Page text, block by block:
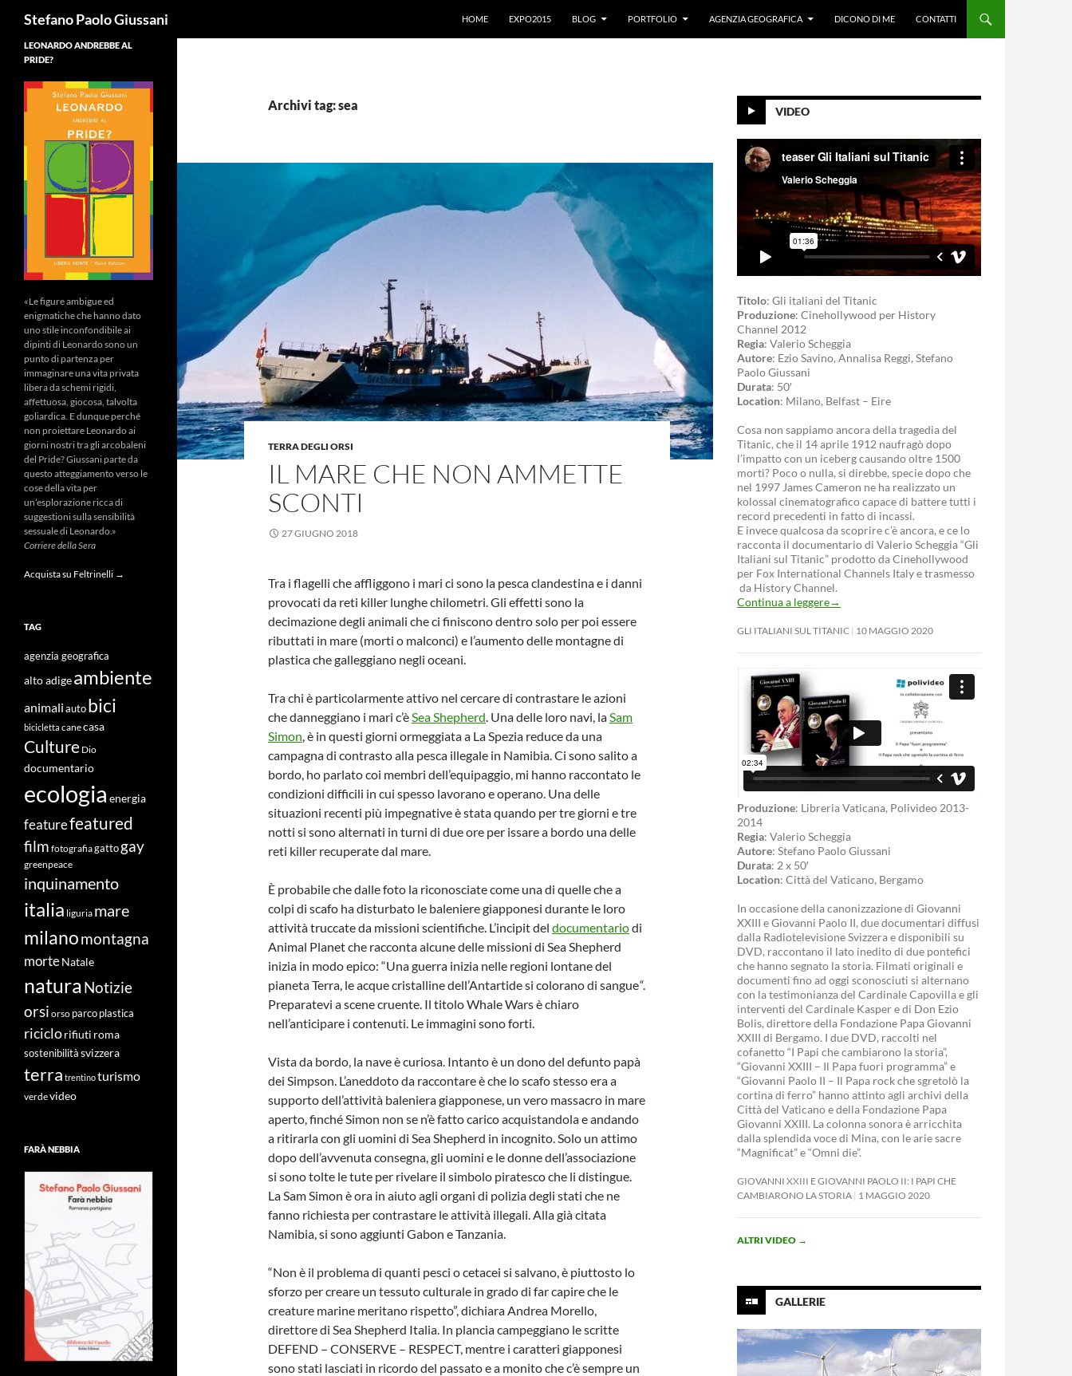
Stefano Paolo Giussani
HOME
EXPO2015 BLOG PORTFOLIO AGENZIA GEOGRAFICA DICONO DI ME CONTATTI
Archivi tag: sea
TERRA DEGLI ORSI
IL MARE CHE NON AMMETTE
SCONTI
27 GIUGNO 2018
Tra i flagelli che affliggono i mari ci sono la pesca clandestina e i danni
provocati da reti killer lunghe chilometri. Gli effetti sono la
decimazione degli animali che ci finiscono dentro solo per poi essere
ributtati in mare (morti o malconci) e l’aumento delle montagne di
plastica che galleggiano negli oceani.
Tra chi è particolarmente attivo nel cercare di contrastare le azioni
che danneggiano i mari c’èSea Shepherd. Una delle loro navi, laSam
Simon, è in questi giorni ormeggiata a La Spezia reduce da una
campagna di contrasto alla pesca illegale in Namibia. Ci sono salito a
bordo, ho parlato coi membri dell’equipaggio, mi hanno raccontato le
condizioni difficili in cui spesso lavorano e operano. Una delle
situazioni recenti più impegnative è stata quando per tre giorni e tre
notti si sono alternati in turni di due ore per issare a bordo una delle
reti killer recuperate dal mare.
È probabile che dalle foto la riconosciate come una di quelle che a
colpi di scafo ha disturbato le baleniere giapponesi durante le loro
attività truccate da missioni scientifiche. L’incipit del documentariodi
Animal Planet che racconta alcune delle missioni di Sea Shepherd
inizia in modo epico: “Una guerra inizia nelle regioni lontane del
pianeta Terra, le acque cristalline dell’Antartide si colorano di sangue“.
Preparatevi a scene cruente. Il titolo Whale Wars è chiaro
nell’anticipare i contenuti. Le immagini sono forti.
Vista da bordo, la nave è curiosa. Intanto è un dono del defunto papà
dei Simpson. L’aneddoto da raccontare è che lo scafo stesso era a
supporto dell’attività baleniera giapponese, un vero massacro in mare
aperto, finché Simon non se n’è fatto carico acquistandola e andando
a ritirarla con gli uomini di Sea Shepherd in incognito. Solo un attimo
dopo dell’avvenuta consegna, gli uomini e le donne dell’associazione
si sono tolte le tute per rivelare il simbolo piratesco che li distingue.
La Sam Simon è ora in aiuto agli organi di polizia degli stati che ne
fanno richiesta per contrastare le attività illegali. Alla già citata
Namibia, si sono aggiunti Gabon e Tanzania.
“Non è il problema di quanti pesci o cetacei si salvano, è piuttosto lo
sforzo per creare un tessuto culturale in grado di far capire che le
creature marine meritano rispetto”, dichiara Andrea Morello,
direttore di Sea Shepherd Italia. In plancia campeggiano le scritte
DEFEND – CONSERVE – RESPECT, mentre i caratteri giapponesi
sono stati lasciati in ricordo del passato e a monito che c’è sempre un
VIDEO
Titolo: Gli italiani del Titanic
Produzione: Cinehollywood per History
Channel 2012
Regia: Valerio Scheggia
Autore: Ezio Savino, Annalisa Reggi, Stefano
Paolo Giussani
Durata: 50′
Location: Milano, Belfast – Eire
Cosa non sappiamo ancora della tragedia del
Titanic, che il 14 aprile 1912 naufragò dopo
l’impatto con un iceberg causando oltre 1500
morti? Poco o nulla, si direbbe, specie dopo che
nel 1997 James Cameron ne ha realizzato un
kolossal cinematografico capace di battere tutti i
record precedenti in fatto di incassi.
E invece qualcosa da scoprire c’è ancora, e ce lo
racconta il documentario di Valerio Scheggia “Gli
Italiani sul Titanic” prodotto da Cinehollywood
per Fox International Channels Italy e trasmesso
da History Channel.
Continua a leggere→
GLI ITALIANI SUL TITANIC 10 MAGGIO 2020
Produzione: Libreria Vaticana, Polivideo 2013-
2014
Regia: Valerio Scheggia
Autore: Stefano Paolo Giussani
Durata: 2 x 50′
Location: Città del Vaticano, Bergamo
In occasione della canonizzazione di Giovanni
XXIII e Giovanni Paolo II, due documentari diffusi
dalla Radiotelevisione Svizzera e disponibili su
DVD, raccontano il lato inedito di due pontefici
che hanno segnato la storia. Filmati originali e
documenti fino ad oggi sconosciuti si alternano
con la testimonianza del Cardinale Capovilla e gli
interventi del Cardinale Kasper e di Don Ezio
Bolis, direttore della Fondazione Papa Giovanni
XXIII di Bergamo. I due DVD, raccolti nel
cofanetto “I Papi che cambiarono la storia”,
“Giovanni XXIII – Il Papa fuori programma” e
“Giovanni Paolo II – Il Papa rock che sgretolò la
cortina di ferro” hanno attinto agli archivi della
Città del Vaticano e della Fondazione Papa
Giovanni XXIII. La colonna sonora è arricchita
dalla splendida voce di Mina, con le arie sacre
“Magnificat” e “Omni die”.
GIOVANNI XXIII E GIOVANNI PAOLO II: I PAPI CHE
CAMBIARONO LA STORIA 1 MAGGIO 2020
ALTRI VIDEO →
GALLERIE
LEONARDO ANDREBBE AL
PRIDE?
«Le figure ambigue ed
enigmatiche che hanno dato
uno stile inconfondibile ai
dipinti di Leonardo sono un
punto di partenza per
immaginare una vita privata
libera da schemi rigidi,
affettuosa, giocosa, talvolta
goliardica. E dunque perché
non proiettare Leonardo ai
giorni nostri tra gli arcobaleni
del Pride? Giussani parte da
questo atteggiamento verso le
cose della vita per
un’esplorazione ricca di
suggestioni sulla sensibilità
sessuale di Leonardo.»
Corriere della Sera
Acquista su Feltrinelli →
TAG
agenzia geografica
alto adigeambiente
animali auto bici
bicicletta canecasa
Culture Dio
documentario
ecologia energia
featurefeatured
film fotografiagatto gay
greenpeace
inquinamento
italia liguria mare
milanomontagna
morteNatale
naturaNotizie
orsi orso parco plastica
riciclorifiuti roma
sostenibilità svizzera
terra trentinoturismo
verdevideo
FARÀ NEBBIA